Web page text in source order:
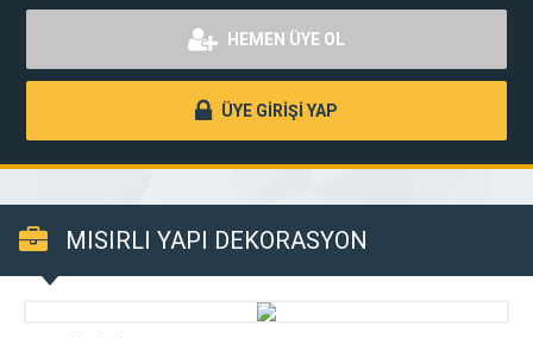
HEMEN ÜYE OL
ÜYE GİRİŞİ YAP
MISIRLI YAPI DEKORASYON